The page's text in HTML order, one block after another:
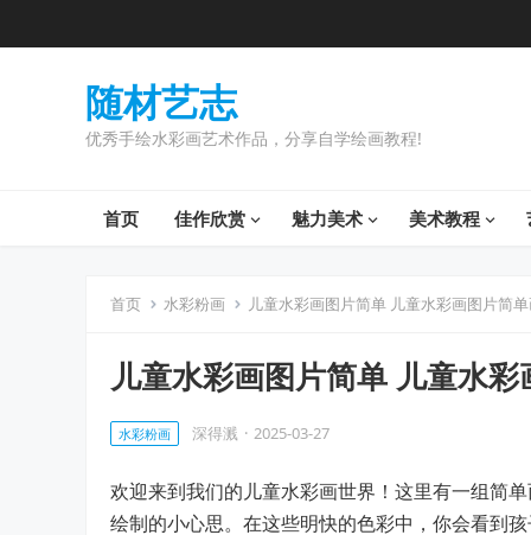
随材艺志
优秀手绘水彩画艺术作品，分享自学绘画教程!
首页 佳作欣赏 魅力美术 美术教程
首页 水彩粉画 儿童水彩画图片简单 儿童水彩画图片简
儿童水彩画图片简单 儿童水
水彩粉画 深得溅 · 2025-03-27
欢迎来到我们的儿童水彩画世界！这里有一组简
绘制的小心思。在这些明快的色彩中，你会看到